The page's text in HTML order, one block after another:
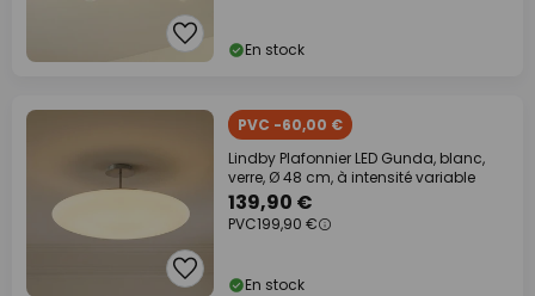
En stock
PVC -60,00 €
Lindby Plafonnier LED Gunda, blanc,
verre, Ø 48 cm, à intensité variable
139,90 €
PVC199,90 €
En stock